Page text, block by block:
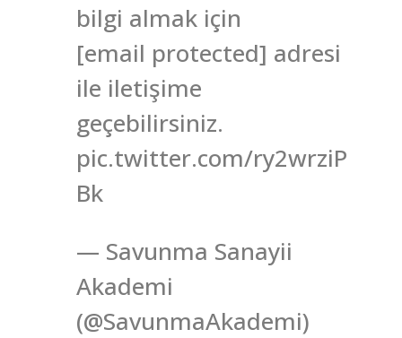
bilgi almak için
[email protected] adresi
ile iletişime
geçebilirsiniz.
pic.twitter.com/ry2wrziP
Bk
— Savunma Sanayii
Akademi
(@SavunmaAkademi)